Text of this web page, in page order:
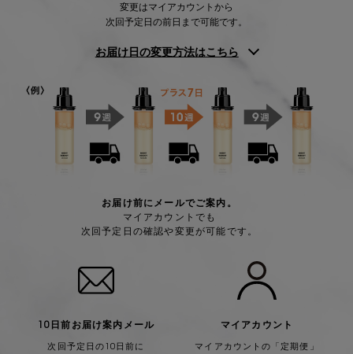
変更はマイアカウントから
次回予定日の前日まで可能です。
お届け日の変更方法はこちら
お届け前にメールでご案内。
マイアカウントでも
次回予定日の確認や変更が可能です。
10日前お届け案内メール
次回予定日の10日前に
マイアカウント
マイアカウントの「定期便」